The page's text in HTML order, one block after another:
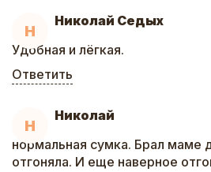
Н
Николай Седых
Удобная и лёгкая.
Ответить
Н
Николай
нормальная сумка. Брал маме
отгоняла. И еще наверное